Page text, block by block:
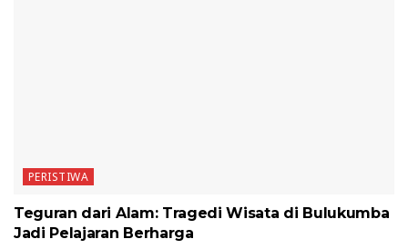
PERISTIWA
Teguran dari Alam: Tragedi Wisata di Bulukumba
Jadi Pelajaran Berharga